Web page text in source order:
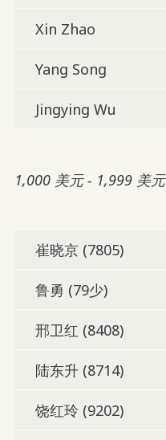
Xin Zhao
Yang Song
Jingying Wu
1,000 美元 - 1,999 美元
崔晓京 (7805)
鲁勇 (79少)
邢卫红 (8408)
陆东升 (8714)
饶红玲 (9202)